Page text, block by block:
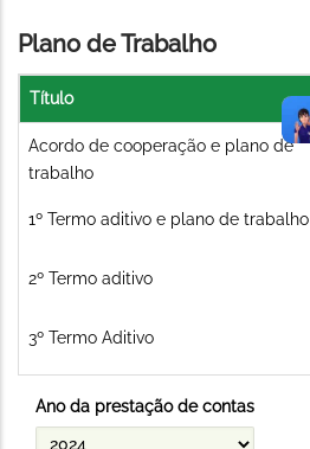
Plano de Trabalho
Título
Acordo de cooperação e plano de
trabalho
1º Termo aditivo e plano de trabalho
2º Termo aditivo
3º Termo Aditivo
Ano da prestação de contas